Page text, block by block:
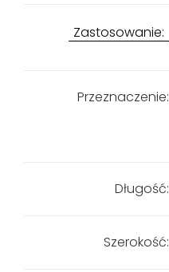
Zastosowanie:
Przeznaczenie:
Długość:
Szerokość: